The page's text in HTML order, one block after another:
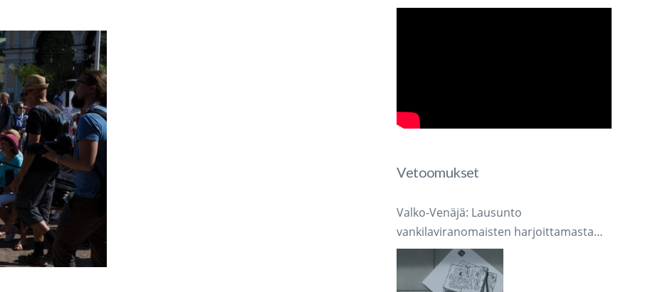
Vetoomukset
Valko-Venäjä: Lausunto
vankilaviranomaisten harjoittamasta
järjestelmällisestä käsikirjoitusten
takavarikoinnista ja tuhoamisesta